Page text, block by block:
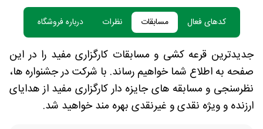
کدهای فعال مسابقات نظرات درباره فروشگاه
جدیدترین قرعه کشی و مسابقات کارگزاری مفید را در این
صفحه به اطلاع شما خواهیم رساند. با شرکت در جشنواره ها،
نظرسنجی و مسابقه های جایزه دار کارگزاری مفید از هدایای
ارزنده و ویژه نقدی و غیرنقدی بهره مند خواهید شد.